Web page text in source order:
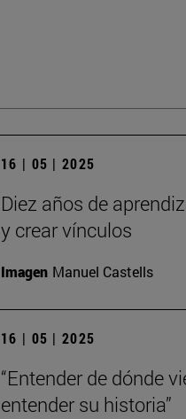
16 | 05 | 2025
Diez años de
y crear vínculos
Imagen Manuel Castells
16 | 05 | 2025
“Entender de dónde
entender su historia”